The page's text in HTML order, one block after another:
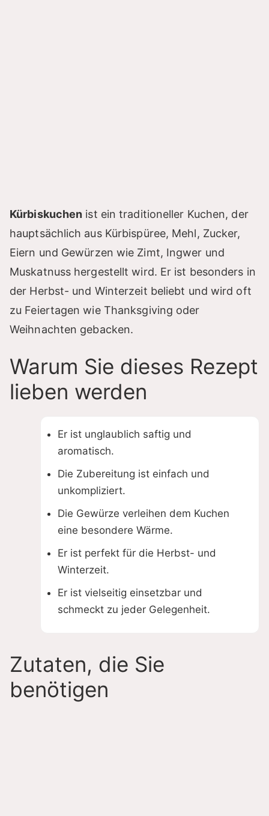
Kürbiskuchen ist ein traditioneller Kuchen, der
hauptsächlich aus Kürbispüree, Mehl, Zucker,
Eiern und Gewürzen wie Zimt, Ingwer und
Muskatnuss hergestellt wird. Er ist besonders in
der Herbst- und Winterzeit beliebt und wird oft
zu Feiertagen wie Thanksgiving oder
Weihnachten gebacken.
Warum Sie dieses Rezept
lieben werden
Er ist unglaublich saftig und
aromatisch.
Die Zubereitung ist einfach und
unkompliziert.
Die Gewürze verleihen dem Kuchen
eine besondere Wärme.
Er ist perfekt für die Herbst- und
Winterzeit.
Er ist vielseitig einsetzbar und
schmeckt zu jeder Gelegenheit.
Zutaten, die Sie
benötigen